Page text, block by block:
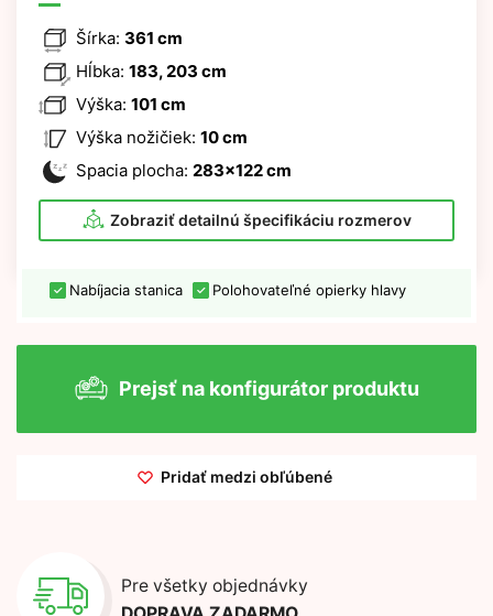
Šírka: 361 cm
Hĺbka: 183, 203 cm
Výška: 101 cm
Výška nožičiek: 10 cm
Spacia plocha: 283x122 cm
Zobraziť detailnú špecifikáciu rozmerov
Nabíjacia stanica Polohovateľné opierky hlavy
Prejsť na konfigurátor produktu
Pridať medzi obľúbené
Pre všetky objednávky